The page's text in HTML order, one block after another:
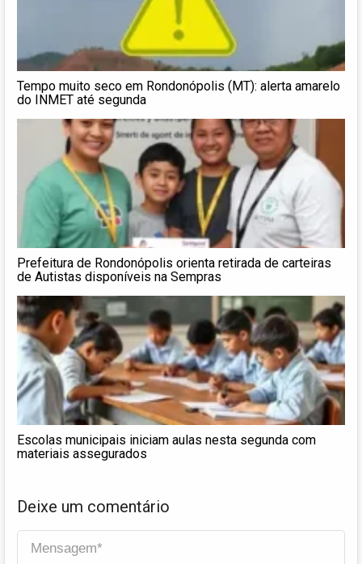
Tempo muito seco em Rondonópolis (MT): alerta amarelo
do INMET até segunda
Prefeitura de Rondonópolis orienta retirada de carteiras
de Autistas disponíveis na Sempras
Escolas municipais iniciam aulas nesta segunda com
materiais assegurados
Deixe um comentário